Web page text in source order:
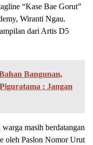
“Kase Bae Gorut”
Wiranti Ngau.
dari Artis D5
Bangunan,
: Jangan
masih berdatangan
oleh Paslon Nomor Urut